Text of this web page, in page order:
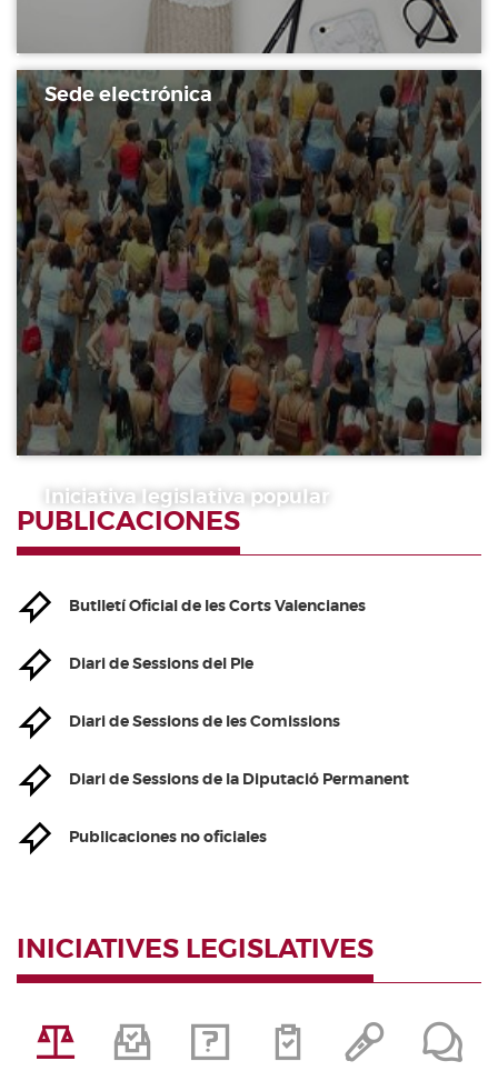
Sede electrónica
Iniciativa legislativa popular
PUBLICACIONES
Butlletí Oficial de les Corts Valencianes
Diari de Sessions del Ple
Diari de Sessions de les Comissions
Diari de Sessions de la Diputació Permanent
Publicaciones no oficiales
INICIATIVES LEGISLATIVES